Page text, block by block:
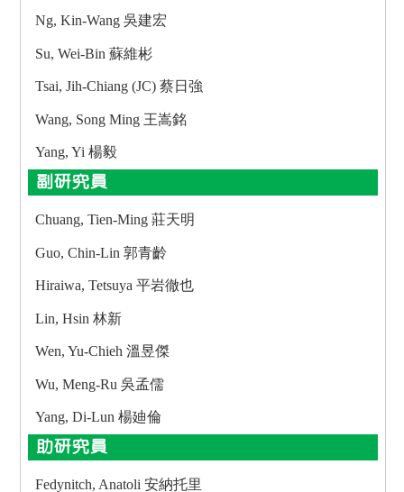
Ng, Kin-Wang 吳建宏
Su, Wei-Bin 蘇維彬
Tsai, Jih-Chiang (JC) 蔡日強
Wang, Song Ming 王嵩銘
Yang, Yi 楊毅
副研究員
Chuang, Tien-Ming 莊天明
Guo, Chin-Lin 郭青齡
Hiraiwa, Tetsuya 平岩徹也
Lin, Hsin 林新
Wen, Yu-Chieh 溫昱傑
Wu, Meng-Ru 吳孟儒
Yang, Di-Lun 楊廸倫
助研究員
Fedynitch, Anatoli 安納托里